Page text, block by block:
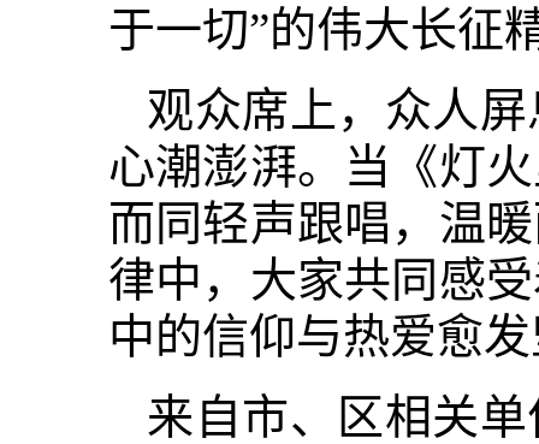
于一切”的伟大长征
观众席上，众人
心潮澎湃。当《灯
而同轻声跟唱，温
律中，大家共同感
中的信仰与热爱愈
来自市、区相关